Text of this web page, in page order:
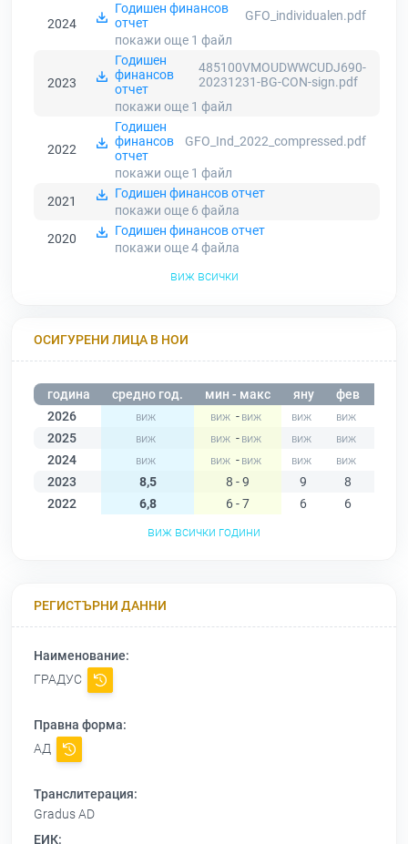
2024
Годишен финансов
отчет
GFO_individualen.pdf
покажи още 1 файл
2023
Годишен
финансов
отчет
485100VMOUDWWCUDJ690-
20231231-BG-CON-sign.pdf
покажи още 1 файл
2022
Годишен
финансов
отчет
GFO_Ind_2022_compressed.pdf
покажи още 1 файл
2021
Годишен финансов отчет
покажи още 6 файла
2020
Годишен финансов отчет
покажи още 4файла
виж всички
ОСИГУРЕНИ ЛИЦА В НОИ
година средно год. мин - макс яну фев
2026
-
2025
-
2024
-
2023
8,5 8 - 9 9 8
2022
6,8 6 - 7 6 6
виж всички години
РЕГИСТЪРНИ ДАННИ
Наименование:
ГРАДУС
Правна форма:
АД
Транслитерация:
Gradus AD
ЕИК: